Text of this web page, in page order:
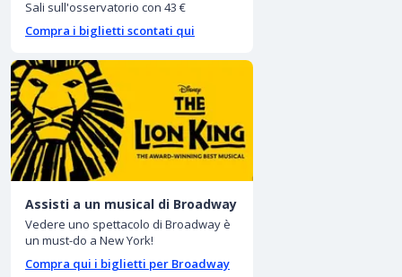
Sali sull'osservatorio con 43 €
Compra i biglietti scontati qui
Assisti a un musical di Broadway
Vedere uno spettacolo di Broadway è
un must-do a New York!
Compra qui i biglietti per Broadway